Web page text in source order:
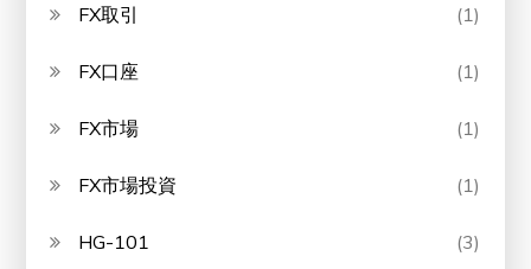
FX取引 (1)
FX口座 (1)
FX市場 (1)
FX市場投資 (1)
HG-101 (3)